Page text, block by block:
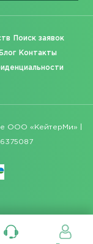
Поиск заявок
Блог Контакты
ООО «КейтерМи» |